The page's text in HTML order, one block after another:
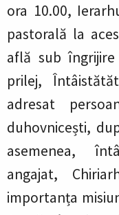
ora 10.00,
pastorală la
află sub
prilej,
adresat
duhovnicești,
asemenea,
angajat,
importanța